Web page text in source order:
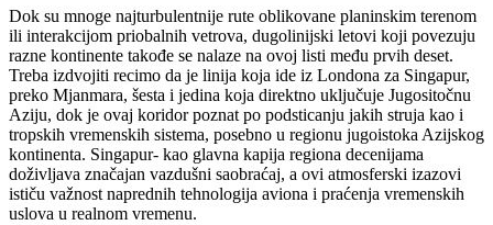
Dok su mnoge najturbulentnije rute oblikovane planinskim terenom
ili interakcijom priobalnih vetrova, dugolinijski letovi koji povezuju
razne kontinente takođe se nalaze na ovoj listi među prvih deset.
Treba izdvojiti recimo da je linija koja ide iz Londona za Singapur,
preko Mjanmara, šesta i jedina koja direktno uključuje Jugositočnu
Aziju, dok je ovaj koridor poznat po podsticanju jakih struja kao i
tropskih vremenskih sistema, posebno u regionu jugoistoka Azijskog
kontinenta. Singapur- kao glavna kapija regiona decenijama
doživljava značajan vazdušni saobraćaj, a ovi atmosferski izazovi
ističu važnost naprednih tehnologija aviona i praćenja vremenskih
uslova u realnom vremenu.